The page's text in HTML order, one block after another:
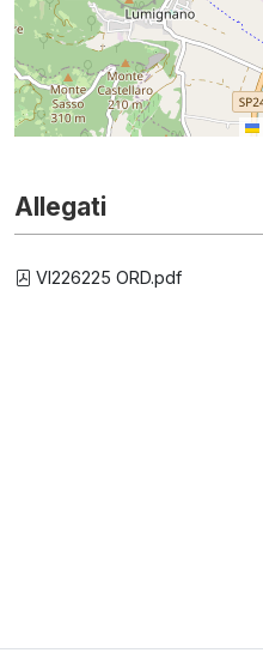
Allegati
VI226225 ORD.pdf